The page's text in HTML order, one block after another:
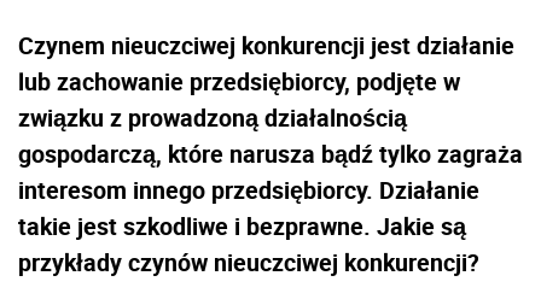
Czynem nieuczciwej konkurencji jest działanie
lub zachowanie przedsiębiorcy, podjęte w
związku z prowadzoną działalnością
gospodarczą, które narusza bądź tylko zagraża
interesom innego przedsiębiorcy. Działanie
takie jest szkodliwe i bezprawne. Jakie są
przykłady czynów nieuczciwej konkurencji?